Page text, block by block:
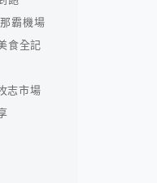
霸機場
食全記
志市場